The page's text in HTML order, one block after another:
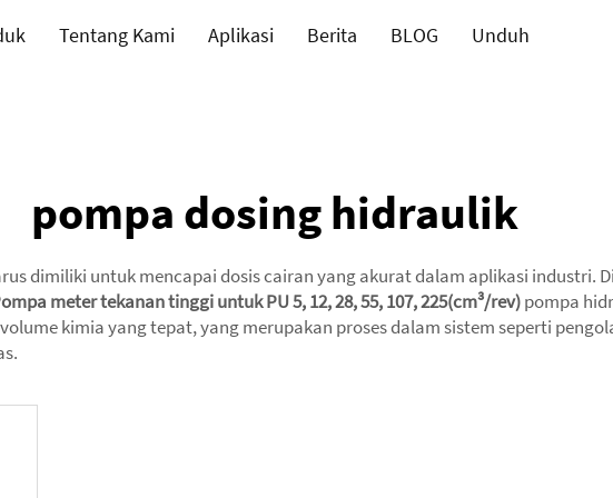
Tentang Kami Aplikasi Berita BLOG
Unduh
pompa dosing hidraulik
dimiliki untuk mencapai dosis cairan yang akurat dalam aplikasi industri.
meter tekanan tinggi untuk PU 5, 12, 28, 55, 107, 225(cm³/rev)pompa
kimia yang tepat, yang merupakan proses dalam sistem seperti